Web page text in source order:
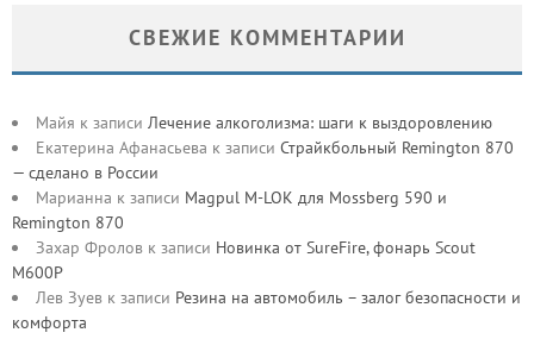
СВЕЖИЕ КОММЕНТАРИИ
Майя к записи Лечение алкоголизма: шаги к выздоровлению
Екатерина Афанасьева к записи Страйкбольный Remington 870
— сделано в России
Марианна к записи Magpul M-LOK для Mossberg 590 и
Remington 870
Захар Фролов к записи Новинка от SureFire, фонарь Scout
M600P
Лев Зуев к записи Резина на автомобиль – залог безопасности и
комфорта